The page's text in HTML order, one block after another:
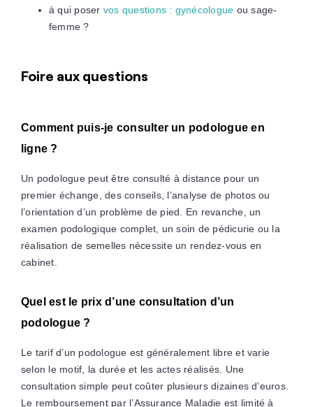
à qui poser vos questions : gynécologue ou sage-
femme ?
Foire aux questions
Comment puis-je consulter un podologue en
ligne ?
Un podologue peut être consulté à distance pour un
premier échange, des conseils, l’analyse de photos ou
l’orientation d’un problème de pied. En revanche, un
examen podologique complet, un soin de pédicurie ou la
réalisation de semelles nécessite un rendez-vous en
cabinet.
Quel est le prix d’une consultation d’un
podologue ?
Le tarif d’un podologue est généralement libre et varie
selon le motif, la durée et les actes réalisés. Une
consultation simple peut coûter plusieurs dizaines d’euros.
Le remboursement par l’Assurance Maladie est limité à